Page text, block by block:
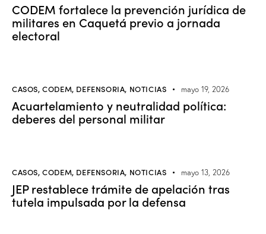
CODEM fortalece la prevención jurídica de
militares en Caquetá previo a jornada
electoral
CASOS,CODEM, DEFENSORIA, NOTICIAS mayo 19, 2026
Acuartelamiento y neutralidad política:
deberes del personal militar
CASOS,CODEM, DEFENSORIA, NOTICIAS mayo 13, 2026
JEP restablece trámite de apelación tras
tutela impulsada por la defensa